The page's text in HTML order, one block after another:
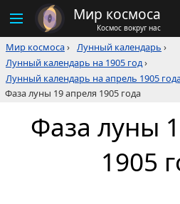
Мир космоса
Космос вокруг нас
Мир космоса› Лунный календарь ›
Лунный календарь на 1905 год›
Лунный календарь на апрель 1905
Фаза луны 19 апреля 1905 года
Фаза луны
1905